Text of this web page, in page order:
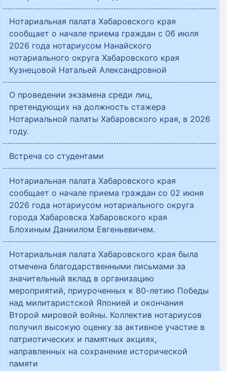
Нотариальная палата Хабаровского края
сообщает о начале приема граждан с 06 июля
2026 года нотариусом Нанайского
нотариального округа Хабаровского края
Кузнецовой Натальей Александровной
О проведении экзамена среди лиц,
претендующих на должность стажера
Нотариальной палаты Хабаровского края, в 2026
году.
Встреча со студентами
Нотариальная палата Хабаровского края
сообщает о начале приема граждан со 02 июня
2026 года нотариусом нотариального округа
города Хабаровска Хабаровского края
Блохиным Даниилом Евгеньевичем.
Нотариальная палата Хабаровского края была
отмечена благодарственными письмами за
значительный вклад в организацию
мероприятий, приуроченных к 80-летию Победы
над милитаристской Японией и окончания
Второй мировой войны. Коллектив нотариусов
получил высокую оценку за активное участие в
патриотических и памятных акциях,
направленных на сохранение исторической
памяти